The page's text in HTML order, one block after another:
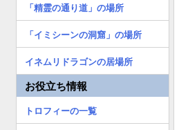
「精霊の通り道」の場所
「イミシーンの洞窟」の場所
イネムリドラゴンの居場所
お役立ち情報
トロフィーの一覧